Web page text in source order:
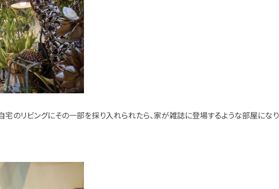
宅のリビングにその一部を採り入れられたら、家が雑誌に登場するような部屋になり